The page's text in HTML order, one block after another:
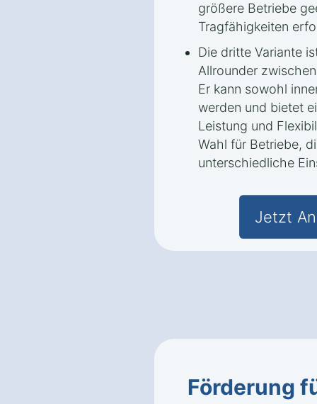
größere Betriebe
Tragfähigkeiten
Die dritte Variante
Allrounder
Er kann sowohl
werden und bietet
Leistung und
Wahl für Betriebe,
unterschiedliche
Jetzt
Förderung